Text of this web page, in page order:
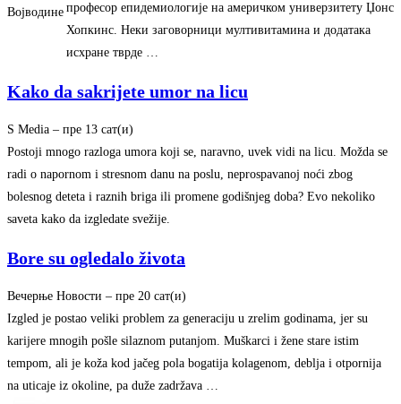
Војводине професор епидемиологије на америчком универзитету Џонс
Хопкинс. Неки заговорници мултивитамина и додатака
исхране тврде …
Kako da sakrijete umor na licu
S Media – ‎пре 13 сат(и)‎
Postoji mnogo razloga umora koji se, naravno, uvek vidi na licu. Možda se
radi o napornom i stresnom danu na poslu, neprospavanoj noći zbog
bolesnog deteta i raznih briga ili promene godišnjeg doba? Evo nekoliko
saveta kako da izgledate svežije.
Bore su ogledalo života
Вечерње Новости – ‎пре 20 сат(и)‎
Izgled je postao veliki problem za generaciju u zrelim godinama, jer su
karijere mnogih pošle silaznom putanjom. Muškarci i žene stare istim
tempom, ali je koža kod jačeg pola bogatija kolagenom, deblja i otpornija
na uticaje iz okoline, pa duže zadržava …